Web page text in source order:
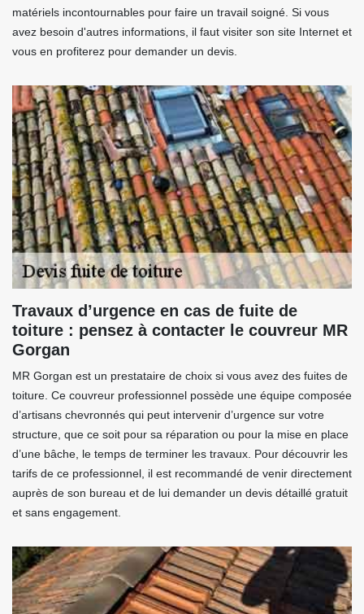
matériels incontournables pour faire un travail soigné. Si vous
avez besoin d'autres informations, il faut visiter son site Internet et
vous en profiterez pour demander un devis.
Travaux d’urgence en cas de fuite de
toiture : pensez à contacter le couvreur MR
Gorgan
MR Gorgan est un prestataire de choix si vous avez des fuites de
toiture. Ce couvreur professionnel possède une équipe composée
d’artisans chevronnés qui peut intervenir d’urgence sur votre
structure, que ce soit pour sa réparation ou pour la mise en place
d’une bâche, le temps de terminer les travaux. Pour découvrir les
tarifs de ce professionnel, il est recommandé de venir directement
auprès de son bureau et de lui demander un devis détaillé gratuit
et sans engagement.